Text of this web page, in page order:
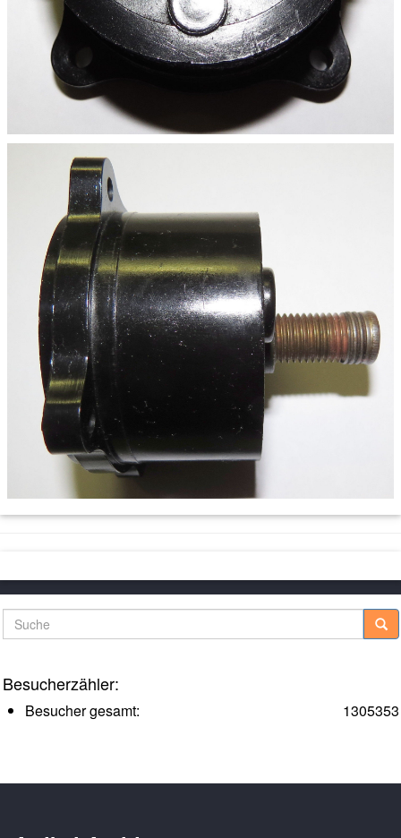
Suche
Besucherzähler:
1305353
Besucher gesamt: